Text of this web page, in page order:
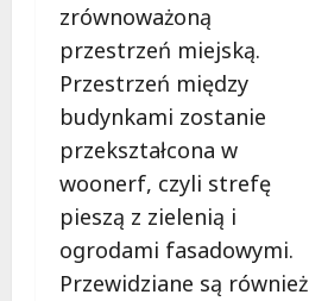
zrównoważoną
przestrzeń miejską.
Przestrzeń między
budynkami zostanie
przekształcona w
woonerf, czyli strefę
pieszą z zielenią i
ogrodami fasadowymi.
Przewidziane są również